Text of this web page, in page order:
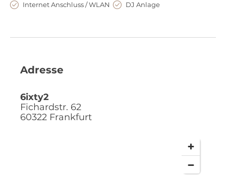
Internet Anschluss / WLAN
DJ Anlage
Adresse
6ixty2
Fichardstr. 62
60322 Frankfurt